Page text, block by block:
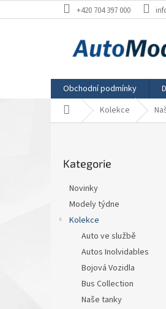
na
+420 704 397 000
Obchodní podmínky
Domů Kolekce
kategorie
Kategorie
Novinky
Modely týdne
Kolekce
Auto ve službě
Autos Inolvidables
Bojová Vozidla
Bus Collection
Naše tanky